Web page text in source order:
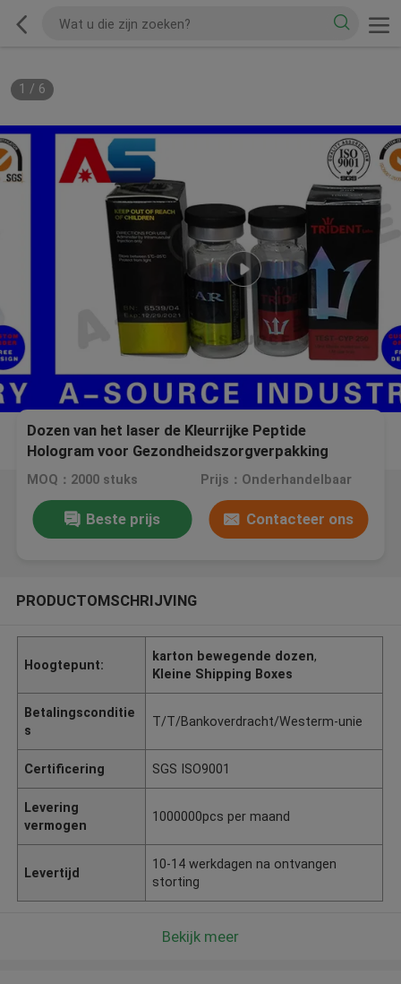
1 / 6
Dozen van het laser de Kleurrijke Peptide
Hologram voor Gezondheidszorgverpakking
die/Anti - Vervalsing in reliëf maken
MOQ：2000 stuks Prijs：Onderhandelbaar
Beste prijs Contacteer ons
PRODUCTOMSCHRIJVING
Hoogtepunt:
karton bewegende dozen,
Kleine Shipping Boxes
Betalingsconditie
s
T/T/Bankoverdracht/Westerm-unie
Certificering SGS ISO9001
Levering
vermogen
1000000pcs per maand
Levertijd
10-14 werkdagen na ontvangen
storting
Bekijk meer